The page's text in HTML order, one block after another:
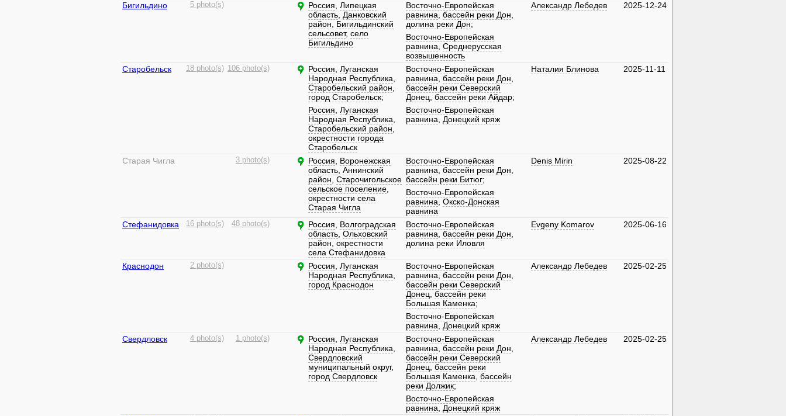
Бигильдино 5 photo(s) Россия Липецкая
область Данковский
район
Бигильдинский
сельсовет, село
Бигильдино
Восточно-Европейская
равнина бассейн реки Дон
долина реки Дон;
Восточно-Европейская
равнина Среднерусская
возвышенность
Александр Лебедев 2025-12-24
Старобельск 18 photo(s) 106 photo(s) Россия Луганская
Народная Республика
Старобельский район
город Старобельск;
Россия Луганская
Народная Республика
Старобельский район
окрестности города
Старобельск
Восточно-Европейская
равнина бассейн реки Дон
бассейн реки Северский
Донец бассейн реки Айдар;
Восточно-Европейская
равнина
Донецкий кряж
Наталия Блинова 2025-11-11
Старая Чигла 3 photo(s) Россия
Воронежская
область Аннинский
район Старочигольское
сельское поселение
окрестности села
Старая Чигла
Восточно-Европейская
равнина бассейн реки Дон
бассейн реки Битюг;
Восточно-Европейская
равнина Окско-Донская
равнина
Denis Mirin 2025-08-22
Стефанидовка 16 photo(s) 48 photo(s) Россия
Волгоградская
область Ольховский
район окрестности
села Стефанидовка
Восточно-Европейская
равнина бассейн реки Дон
долина реки Иловля
Evgeny Komarov 2025-06-16
Краснодон 2 photo(s) Россия Луганская
Народная Республика
город Краснодон
Восточно-Европейская
равнина бассейн реки Дон
бассейн реки Северский
Донец бассейн реки
Большая Каменка;
Восточно-Европейская
равнина
Донецкий кряж
Александр Лебедев 2025-02-25
Свердловск 4 photo(s) 1 photo(s) Россия Луганская
Народная Республика
Свердловский
муниципальный округ,
город Свердловск
Восточно-Европейская
равнина бассейн реки Дон
бассейн реки Северский
Донец бассейн реки
Большая Каменка бассейн
реки Должик;
Восточно-Европейская
равнина
Донецкий кряж
Александр Лебедев 2025-02-25